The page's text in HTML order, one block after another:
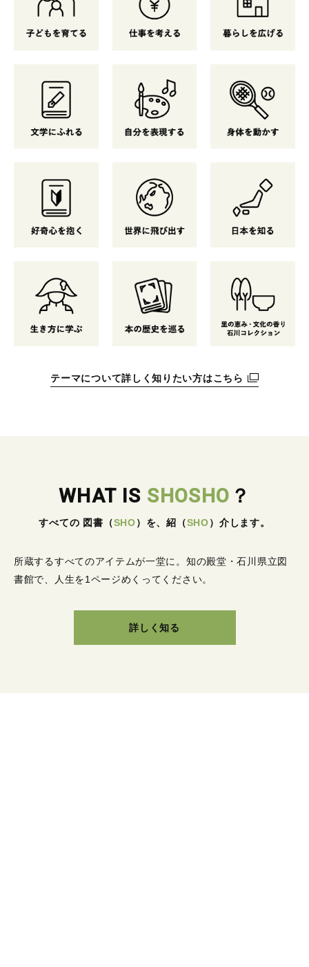
テーマについて詳しく知りたい方はこちら
WHAT IS SHOSHO ？
すべての 図書 （SHO） を、紹 （SHO） 介します。
所蔵するすべてのアイテムが一堂に。 知の殿堂・石川県立図
書館で、人生を1ページめくってください。
詳しく知る